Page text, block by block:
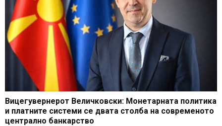
Вицегувернерот Величковски: Монетарната политика
и платните системи се двата столба на современото
централно банкарство